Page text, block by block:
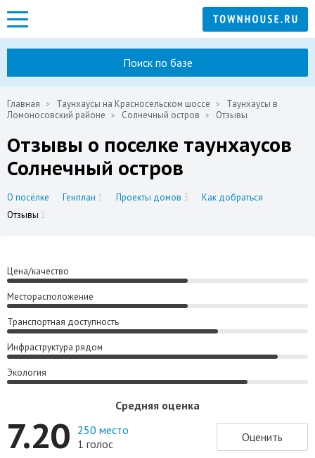
Поиск по базе
Главная Таунхаусы на Красносельском шоссе
Таунхаусы в
Ломоносовский районе
Солнечный остров Отзывы
Отзывы о поселке таунхаусов
Солнечный остров
О посёлке Генплан 1 Проекты домов 3
Как добраться
Отзывы 1
Цена/качество
Месторасположение
Транспортная доступность
Инфраструктура рядом
Экология
Средняя оценка
7.20 250 место
1 голос
Оценить